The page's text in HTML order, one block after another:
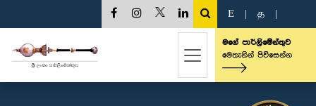
E த
මගේ පාර්ලිමේන්තුව
මෙතැනින් පිවිසෙන්න